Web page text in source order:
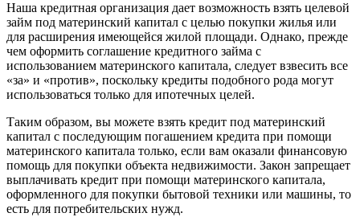
Наша кредитная организация дает возможность взять целевой
займ под материнский капитал с целью покупки жилья или
для расширения имеющейся жилой площади. Однако, прежде
чем оформить соглашение кредитного займа с
использованием материнского капитала, следует взвесить все
«за» и «против», поскольку кредиты подобного рода могут
использоваться только для ипотечных целей.
Таким образом, вы можете взять кредит под материнский
капитал с последующим погашением кредита при помощи
материнского капитала только, если вам оказали финансовую
помощь для покупки объекта недвижимости. Закон запрещает
выплачивать кредит при помощи материнского капитала,
оформленного для покупки бытовой техники или машины, то
есть для потребительских нужд.